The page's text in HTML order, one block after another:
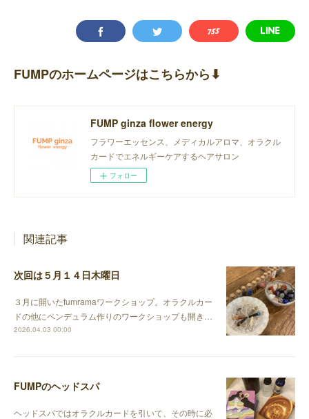
FUMPのホームページはこちらから⬇︎
FUMP ginza flower energy
フラワーエッセンス、メディカルアロマ、オラクル
カードでエネルギーケアするヘアサロン
フォロー
関連記事
次回は５月１４日木曜日
３月に開いたfumramaワークショップ。オラクルカー
ドの他にペンデュラム作りのワークショップも開き…
2026.04.03 00:00
FUMPのヘッドスパ
ヘッドスパではオラクルカードを引いて、その時に必